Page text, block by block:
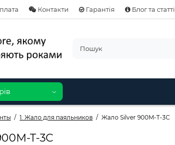
Контакти Гарантія Блог та статті
1. Жало для паяльников Жало Silver 900M-T-3C
T-3C